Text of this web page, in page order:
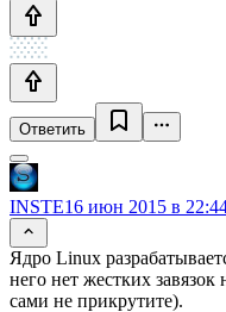
Ответить
INSTE16 июн 2015 в
Ядро Linux
него нет жестких
сами не прикрутите).